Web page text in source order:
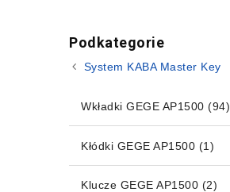
Podkategorie
System KABA Master Key
Wkładki GEGE AP1500 (94)
Kłódki GEGE AP1500 (1)
Klucze GEGE AP1500 (2)